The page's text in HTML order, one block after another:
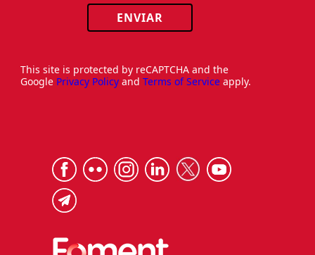
ENVIAR
This site is protected by reCAPTCHA and the
Google Privacy Policy and Terms of Service apply.